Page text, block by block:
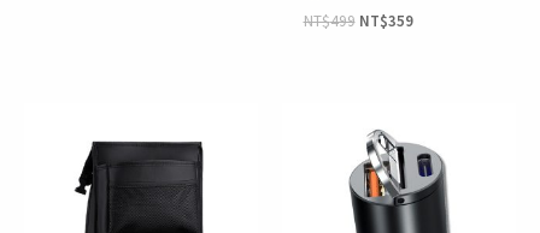
NT$499 NT$359
格：
NT$399。NT$299。
始
價
格：
NT$499。
價
格：
NT$289。